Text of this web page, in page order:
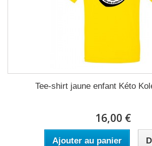
Tee-shirt jaune enfant Kéto
16,00 €
Ajouter au panier